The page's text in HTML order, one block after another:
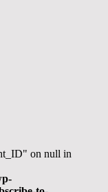
on null in